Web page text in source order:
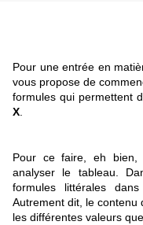
Pour une entrée en
vous propose de
formules qui permettent
X
Pour ce faire, eh bien,
analyser le tableau.
formules littérales
Autrement dit, le contenu
les différentes valeurs